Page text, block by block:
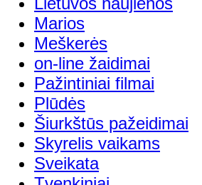
Marios
Meškerės
on-line žaidimai
Pažintiniai filmai
Plūdės
Šiurkštūs pažeidimai
Skyrelis vaikams
Sveikata